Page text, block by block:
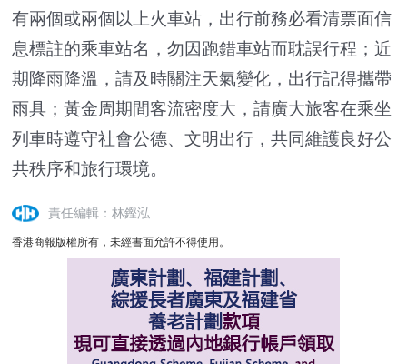
有兩個或兩個以上火車站，出行前務必看清票面信
息標註的乘車站名，勿因跑錯車站而耽誤行程；近
期降雨降溫，請及時關注天氣變化，出行記得攜帶
雨具；黃金周期間客流密度大，請廣大旅客在乘坐
列車時遵守社會公德、文明出行，共同維護良好公
共秩序和旅行環境。
責任編輯：林鏗泓
香港商報版權所有，未經書面允許不得使用。